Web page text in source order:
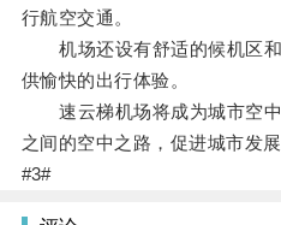
行航空交通。
机场还设有舒适的候机区和
供愉快的出行体验。
速云梯机场将成为城市空中
之间的空中之路，促进城市发展
#3#